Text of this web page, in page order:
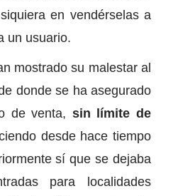
en vendérselas a
un usuario.
mostrado su malestar al
donde se ha asegurado
de venta, sin límite de
desde hace tiempo
sí que se dejaba
para localidades